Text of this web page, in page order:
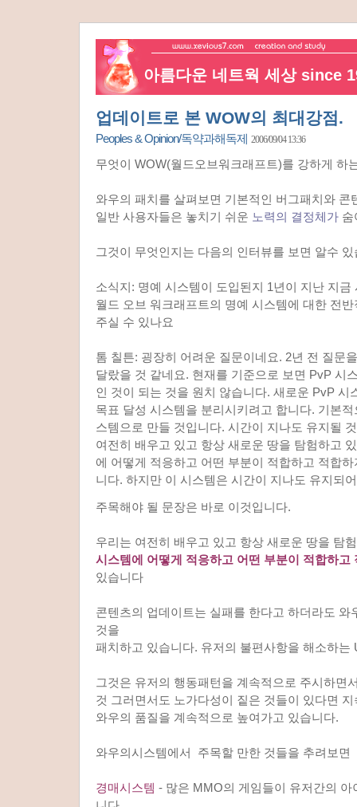
아름다운 네트웍 세상 since
업데이트로 본 WOW의 최대강점.
Peoples & Opinion/독약과해독제 2006/09/04 13:36
무엇이 WOW(월드오브워크래프트)를 강하게 하
와우의 패치를 살펴보면 기본적인 버그패치와 콘
일반 사용자들은 놓치기 쉬운 노력의 결정체가 숨
그것이 무엇인지는 다음의 인터뷰를 보면 알수 있
소식지: 명예 시스템이 도입된지 1년이 지난 지금
월드 오브 워크래프트의 명예 시스템에 대한 전
주실 수 있나요
톰 칠튼: 굉장히 어려운 질문이네요. 2년 전 질문
달랐을 것 같네요. 현재를 기준으로 보면 PvP 시
인 것이 되는 것을 원치 않습니다. 새로운 PvP 시
목표 달성 시스템을 분리시키려고 합니다. 기본
스템으로 만들 것입니다. 시간이 지나도 유지될
여전히 배우고 있고 항상 새로운 땅을 탐험하고
에 어떻게 적응하고 어떤 부분이 적합하고 적합
니다. 하지만 이 시스템은 시간이 지나도 유지되
주목해야 될 문장은 바로 이것입니다.
우리는 여전히 배우고 있고 항상 새로운 땅을 탐
시스템에 어떻게 적응하고 어떤 부분이 적합하고
있습니다
콘텐츠의 업데이트는 실패를 한다고 하더라도 와
것을
패치하고 있습니다. 유저의 불편사항을 해소하는
그것은 유저의 행동패턴을 계속적으로 주시하면
것 그러면서도 노가다성이 짙은 것들이 있다면
와우의 품질을 계속적으로 높여가고 있습니다.
와우의시스템에서 주목할 만한 것들을 추려보면
경매시스템 - 많은 MMO의 게임들이 유저간의